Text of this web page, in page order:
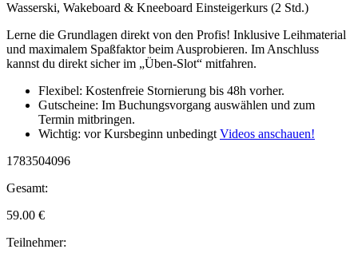
Wasserski, Wakeboard & Kneeboard Einsteigerkurs (2 Std.)
Lerne die Grundlagen direkt von den Profis! Inklusive Leihmaterial
und maximalem Spaßfaktor beim Ausprobieren. Im Anschluss
kannst du direkt sicher im „Üben-Slot“ mitfahren.
Flexibel: Kostenfreie Stornierung bis 48h vorher.
Gutscheine: Im Buchungsvorgang auswählen und zum
Termin mitbringen.
Wichtig: vor Kursbeginn unbedingtVideos anschauen!
1783504096
Gesamt:
59.00 €
Teilnehmer: